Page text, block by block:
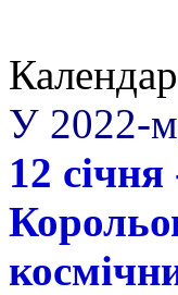
Календар
У 2022-
12